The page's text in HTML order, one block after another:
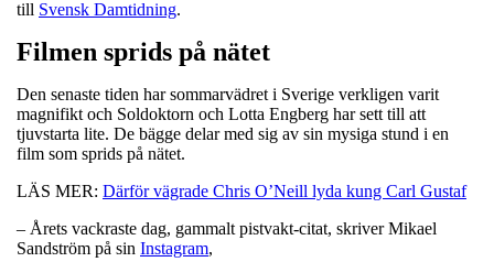
till Svensk Damtidning.
Filmen sprids på nätet
Den senaste tiden har sommarvädret i Sverige verkligen varit
magnifikt och Soldoktorn och Lotta Engberg har sett till att
tjuvstarta lite. De bägge delar med sig av sin mysiga stund i en
film som sprids på nätet.
LÄS MER: Därför vägrade Chris O’Neill lyda kung Carl Gustaf
– Årets vackraste dag, gammalt pistvakt-citat, skriver Mikael
Sandström på sin Instagram,